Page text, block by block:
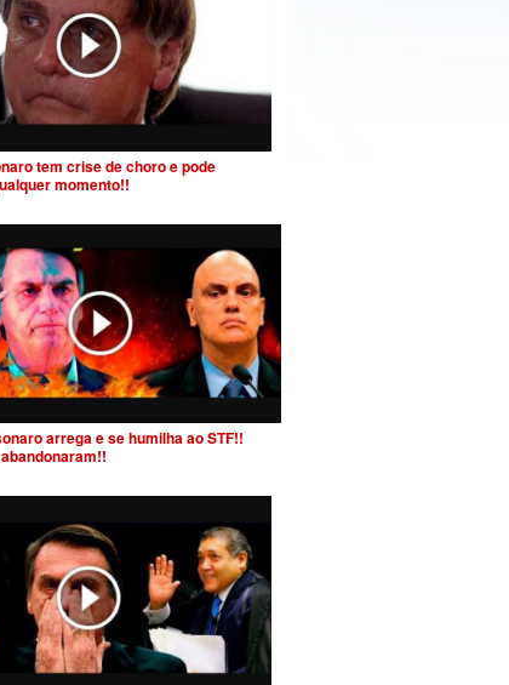
tem crise de choro e pode
momento!!
arrega e se humilha ao STF!!